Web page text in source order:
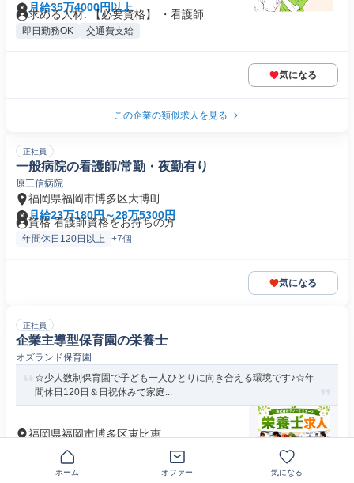
月給35万4000円以上
求める人材: 【必要資格】 ・看護師
即日勤務OK 交通費支給
気になる
この企業の類似求人を見る
正社員
一般病院の看護師/常勤・夜勤有り
原三信病院
福岡県福岡市博多区大博町
月給23万180円～28万5300円
資格 看護師資格をお持ちの方
年間休日120日以上 +7個
気になる
正社員
企業主導型保育園の栄養士
オズランド保育園
☆少人数制保育園で子ども一人ひとりに向き合える環境です♪☆年
間休日120日＆日祝休みで家庭...
福岡県福岡市博多区東比恵
月給19万7600円以上
求める人物像 【応募要件】 即日勤務OK 学歴 学歴不問（高
卒・短大卒・専門学校卒み...
ホーム オファー 気になる